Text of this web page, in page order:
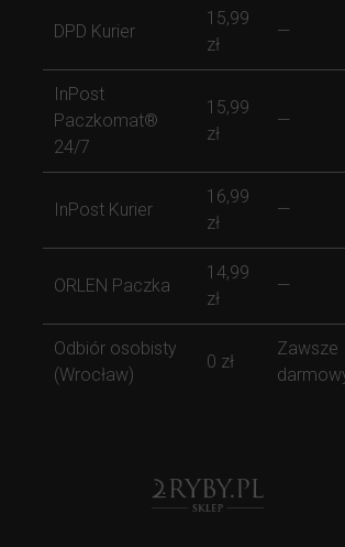
DPD Kurier
15,99
zł
—
InPost
Paczkomat®
24/7
15,99
zł
—
InPost Kurier
16,99
zł
—
ORLEN Paczka
14,99
zł
—
Odbiór osobisty
(Wrocław)
0 zł
Zawsze